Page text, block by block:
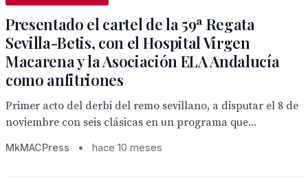
Presentado el cartel de la 59ª Regata
Sevilla-Betis, con el Hospital Virgen
Macarena y la Asociación ELA Andalucía
como anfitriones
Primer acto del derbi del remo sevillano, a disputar el 8 de
noviembre con seis clásicas en un programa que...
MkMACPress • hace 10 meses